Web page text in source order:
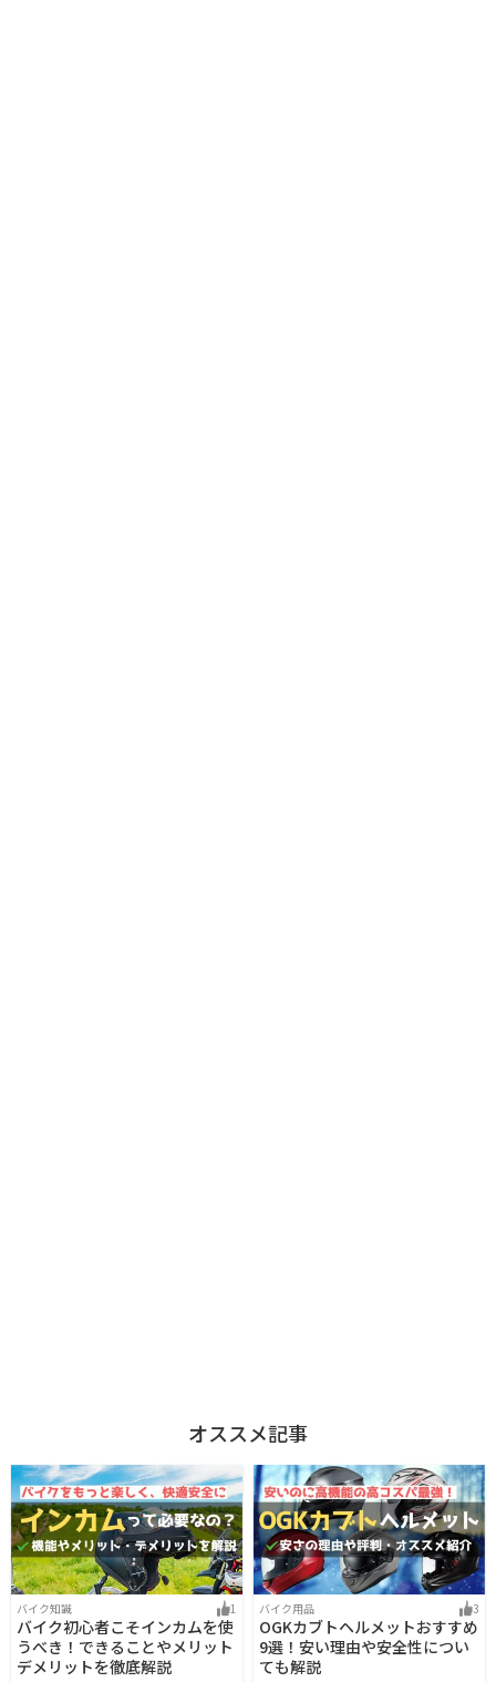
オススメ記事
バイク知識 1
バイク初心者こそインカムを使
うべき！できることやメリット
デメリットを徹底解説
バイク用品 3
OGKカブトヘルメットおすすめ
9選！安い理由や安全性につい
ても解説